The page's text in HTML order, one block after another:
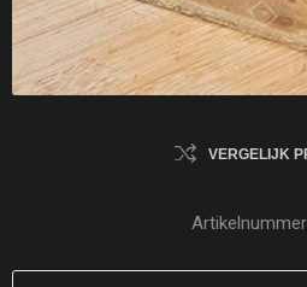
VERGELIJK